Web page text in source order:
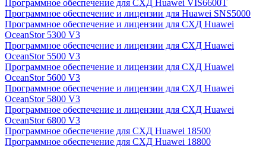
Программное обеспечение для СХД Huawei VIS6600T
Программное обеспечение и лицензии для Huawei SNS5000
Программное обеспечение и лицензии для СХД Huawei
OceanStor 5300 V3
Программное обеспечение и лицензии для СХД Huawei
OceanStor 5500 V3
Программное обеспечение и лицензии для СХД Huawei
OceanStor 5600 V3
Программное обеспечение и лицензии для СХД Huawei
OceanStor 5800 V3
Программное обеспечение и лицензии для СХД Huawei
OceanStor 6800 V3
Программное обеспечение для СХД Huawei 18500
Программное обеспечение для СХД Huawei 18800